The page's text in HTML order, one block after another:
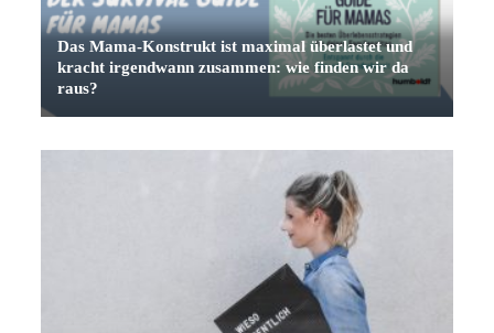
Das Mama-Konstrukt ist maximal überlastet und
kracht irgendwann zusammen: wie finden wir da
raus?